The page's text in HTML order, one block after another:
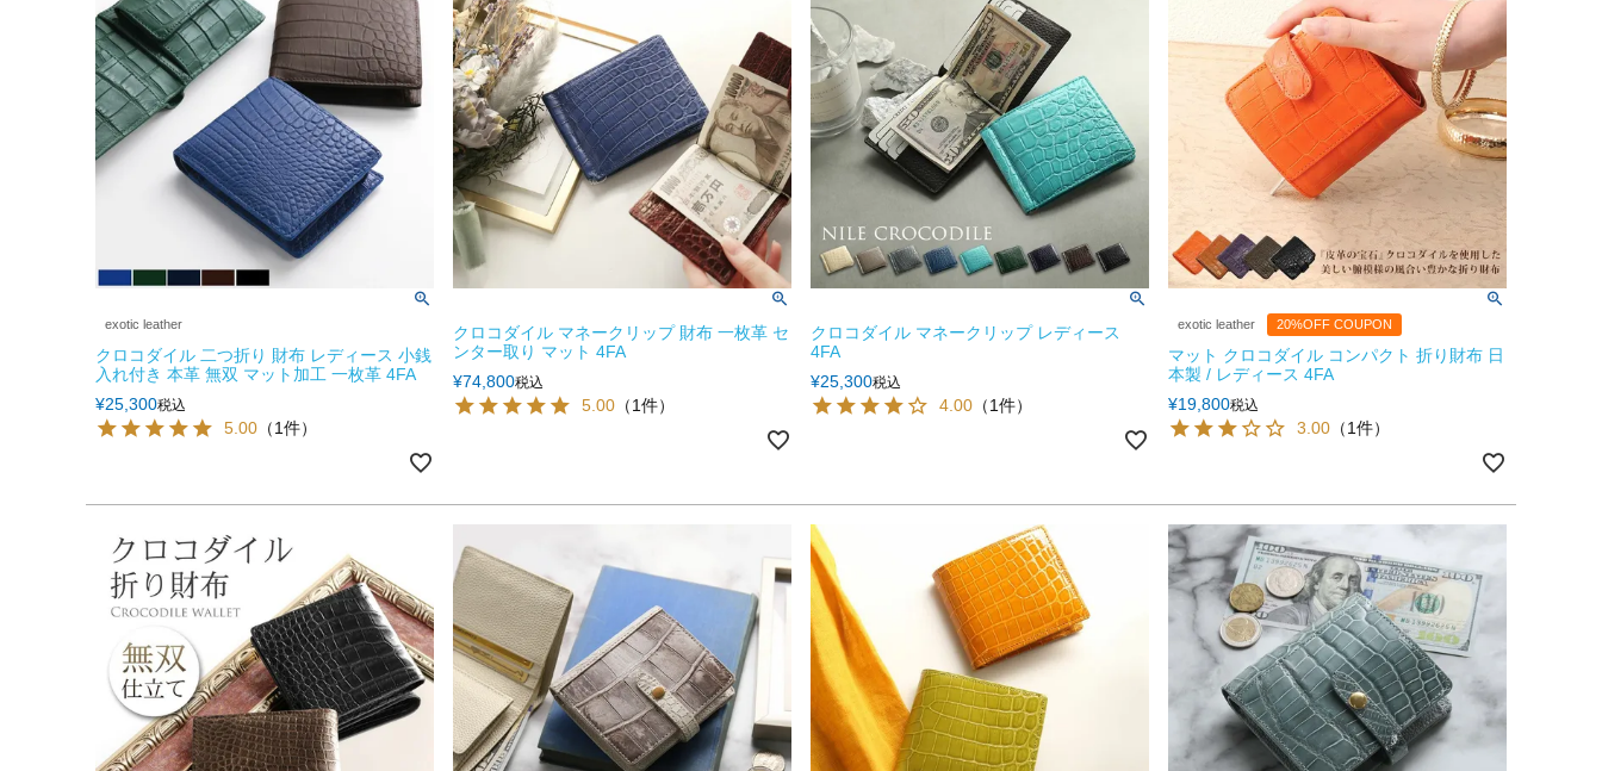
exotic leather
クロコダイル 二つ折り 財布 レディース 小銭
入れ付き 本革 無双 マット加工 一枚革 4FA
¥25,300税込
5.00 （1件）
クロコダイル マネークリップ 財布 一枚革 セ
ンター取り マット 4FA
¥74,800税込
5.00 （1件）
クロコダイル マネークリップ レディース
4FA
¥25,300税込
4.00 （1件）
exotic leather 20%OFF COUPON
マット クロコダイル コンパクト 折り財布 日
本製 / レディース 4FA
¥19,800税込
3.00 （1件）